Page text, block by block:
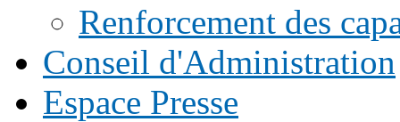
Renforcement des
Conseil d'Administration
Espace Presse